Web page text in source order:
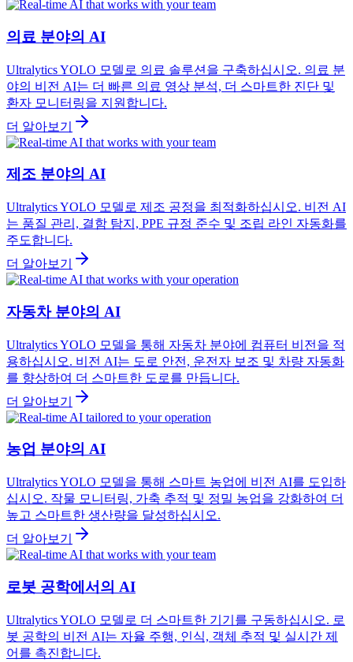
의료 분야의 AI
Ultralytics YOLO 모델로 의료 솔루션을 구축하십시오. 의료 분
야의 비전 AI는 더 빠른 의료 영상 분석, 더 스마트한 진단 및
환자 모니터링을 지원합니다.
더 알아보기
제조 분야의 AI
Ultralytics YOLO 모델로 제조 공정을 최적화하십시오. 비전 AI
는 품질 관리, 결함 탐지, PPE 규정 준수 및 조립 라인 자동화를
주도합니다.
더 알아보기
자동차 분야의 AI
Ultralytics YOLO 모델을 통해 자동차 분야에 컴퓨터 비전을 적
용하십시오. 비전 AI는 도로 안전, 운전자 보조 및 차량 자동화
를 향상하여 더 스마트한 도로를 만듭니다.
더 알아보기
농업 분야의 AI
Ultralytics YOLO 모델을 통해 스마트 농업에 비전 AI를 도입하
십시오. 작물 모니터링, 가축 추적 및 정밀 농업을 강화하여 더
높고 스마트한 생산량을 달성하십시오.
더 알아보기
로봇 공학에서의 AI
Ultralytics YOLO 모델로 더 스마트한 기기를 구동하십시오. 로
봇 공학의 비전 AI는 자율 주행, 인식, 객체 추적 및 실시간 제
어를 촉진합니다.